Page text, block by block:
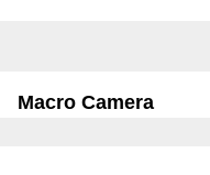
Macro Camera